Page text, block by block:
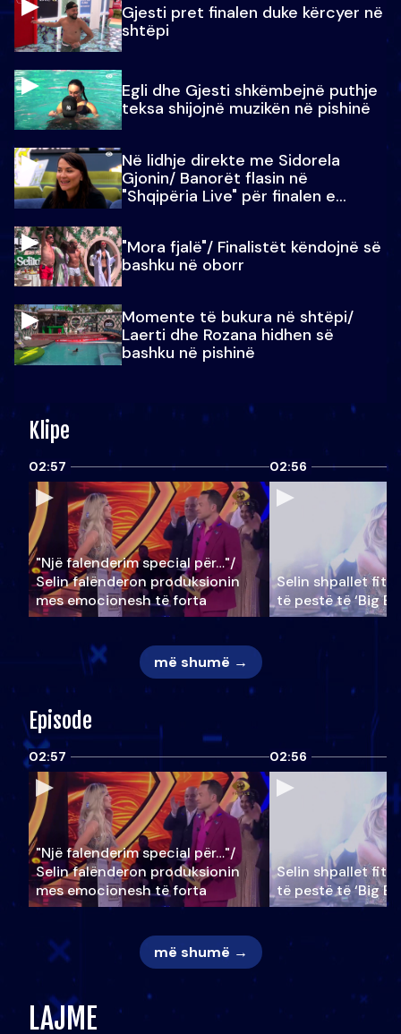
Gjesti pret finalen duke kërcyer në
shtëpi
Egli dhe Gjesti shkëmbejnë puthje
teksa shijojnë muzikën në pishinë
Në lidhje direkte me Sidorela
Gjonin/ Banorët flasin në
"Shqipëria Live" për finalen e
"Mora fjalë"/ Finalistët këndojnë së
bashku në oborr
Momente të bukura në shtëpi/
Laerti dhe Rozana hidhen së
bashku në pishinë
Klipe
02:57
"Një falenderim special për…"/
Selin falënderon produksionin
mes emocionesh të forta
02:56
Selin shpallet
të pestë të ‘Big
më shumë →
Episode
02:57
"Një falenderim special për…"/
Selin falënderon produksionin
mes emocionesh të forta
02:56
Selin shpallet
të pestë të ‘Big
më shumë →
LAJME